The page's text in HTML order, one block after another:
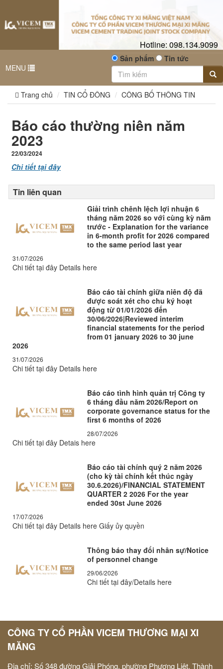
Hotline:098.134.9099
MENU
Sản phẩm Tin tức
Trang chủ TIN CỔ ĐÔNG CÔNG BỐ THÔNG TIN
Báo cáo thường niên năm
2023
22/03/2024
Chi tiết tại đây
Tin liên quan
Giải trình chênh lệch lợi nhuận 6
tháng năm 2026 so với cùng kỳ năm
trước - Explanation for the variance
in 6-month profit for 2026 compared
to the same period last year
31/07/2026
Chi tiết tại đây Details here
Báo cáo tài chính giữa niên độ đã
được soát xét cho chu ký hoạt
động từ 01/01/2026 đến
30/06/2026|Reviewed interim
financial statements for the period
from 01 january 2026 to 30 june
2026
31/07/2026
Chi tiết tại đây Details here
Báo cáo tình hình quản trị Công ty
6 tháng đầu năm 2026/Report on
corporate governance status for the
first 6 months of 2026
28/07/2026
Chi tiết tại đây Detais here
Báo cáo tài chính quý 2 năm 2026
(cho kỳ tài chính kết thúc ngày
30.6.2026)/FINANCIAL STATEMENT
QUARTER 2 2026 For the year
ended 30st June 2026
17/07/2026
Chi tiết tại đây Details here Giấy ủy quyền
Thông báo thay đổi nhân sự/Notice
of personnel change
29/06/2026
Chi tiết tại đây/Details here
CÔNG TY CỔ PHẦN VICEM THƯƠNG MẠI XI
MĂNG
Địa chỉ: Số 348 đường Giải Phóng, phường Phương Liệt, Thành